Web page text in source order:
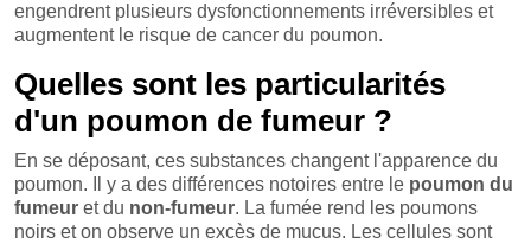
engendrent plusieurs dysfonctionnements irréversibles et
augmentent le risque de cancer du poumon.
Quelles sont les particularités
d'un poumon de fumeur ?
En se déposant, ces substances changent l'apparence du
poumon. Il y a des différences notoires entre le poumon du
fumeur et du non-fumeur. La fumée rend les poumons
noirs et on observe un excès de mucus. Les cellules sont